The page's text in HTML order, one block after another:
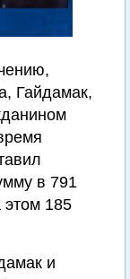
Гайдамак,
в 791
185
и